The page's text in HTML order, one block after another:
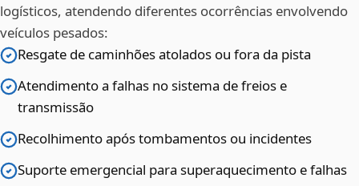
logísticos, atendendo diferentes ocorrências envolvendo
veículos pesados:
Resgate de caminhões atolados ou fora da pista
Atendimento a falhas no sistema de freios e
transmissão
Recolhimento após tombamentos ou incidentes
Suporte emergencial para superaquecimento e falhas